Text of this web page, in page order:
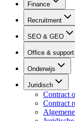
Finance
Recruitment
SEO & GEO
Office & support
Onderwijs
Juridisch
Contract
Contract